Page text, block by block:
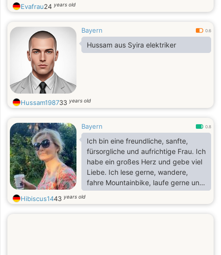
Evafrau24 years old
Bayern 0.6
Hussam aus Syira elektriker
Hussam198733 years old
Bayern 0.8
Ich bin eine freundliche, sanfte,
fürsorgliche und aufrichtige Frau. Ich
habe ein großes Herz und gebe viel
Liebe. Ich lese gerne, wandere,
fahre Mountainbike, laufe gerne und
koche gerne.
Hibiscus1443 years old